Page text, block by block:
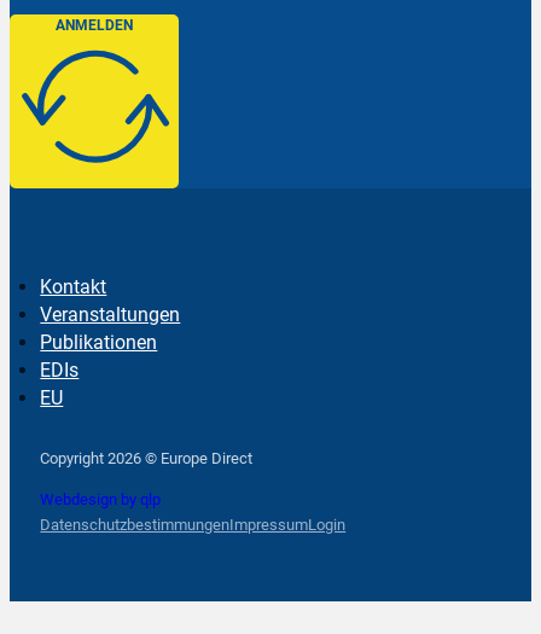
ANMELDEN
Kontakt
Veranstaltungen
Publikationen
EDIs
EU
Copyright 2026 © Europe Direct
Webdesign by qlp
DatenschutzbestimmungenImpressumLogin